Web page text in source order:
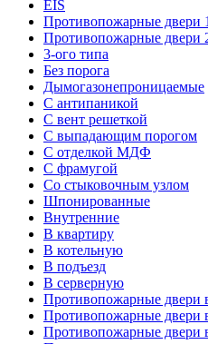
EIS
Противопожарные двери
Противопожарные двери
3-ого типа
Без порога
Дымогазонепроницаемые
С антипаникой
С вент решеткой
С выпадающим порогом
С отделкой МДФ
С фрамугой
Со стыковочным узлом
Шпонированные
Внутренние
В квартиру
В котельную
В подъезд
В серверную
Противопожарные двери
Противопожарные двери
Противопожарные двери